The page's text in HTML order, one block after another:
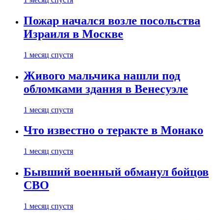
Пожар начался возле посольства
Израиля в Москве
1 месяц спустя
Живого мальчика нашли под
обломками здания в Венесуэле
1 месяц спустя
Что известно о теракте в Монако
1 месяц спустя
Бывший военный обманул бойцов
СВО
1 месяц спустя